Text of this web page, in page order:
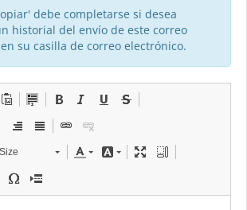
debe completarse si desea
historial del envío de este correo
su casilla de correo electrónico.
Size